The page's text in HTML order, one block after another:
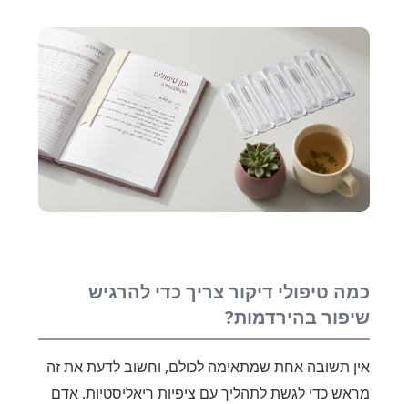
כמה טיפולי דיקור צריך כדי להרגיש
שיפור בהירדמות?
אין תשובה אחת שמתאימה לכולם, וחשוב לדעת את זה
מראש כדי לגשת לתהליך עם ציפיות ריאליסטיות. אדם